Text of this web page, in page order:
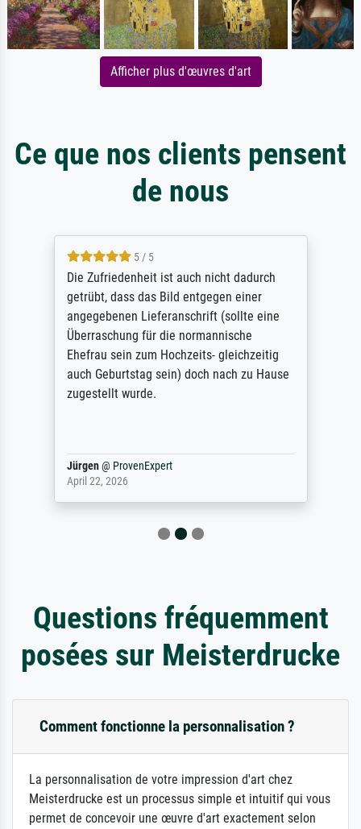
Afficher plus d'œuvres d'art
Ce que nos clients pensent
de nous
5 / 5
Die Zufriedenheit ist auch nicht dadurch
getrübt, dass das Bild entgegen einer
angegebenen Lieferanschrift (sollte eine
Überraschung für die normannische
Ehefrau sein zum Hochzeits- gleichzeitig
auch Geburtstag sein) doch nach zu Hause
zugestellt wurde.
Jürgen@ ProvenExpert
April 22, 2026
Questions fréquemment
posées sur Meisterdrucke
Comment fonctionne la personnalisation ?
La personnalisation de votre impression d'art chez
Meisterdrucke est un processus simple et intuitif qui vous
permet de concevoir une œuvre d'art exactement selon